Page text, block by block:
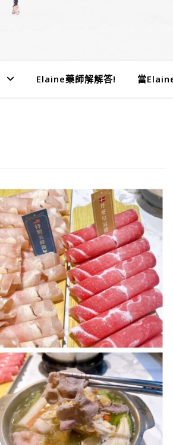
Elaine藥師解解答! 當